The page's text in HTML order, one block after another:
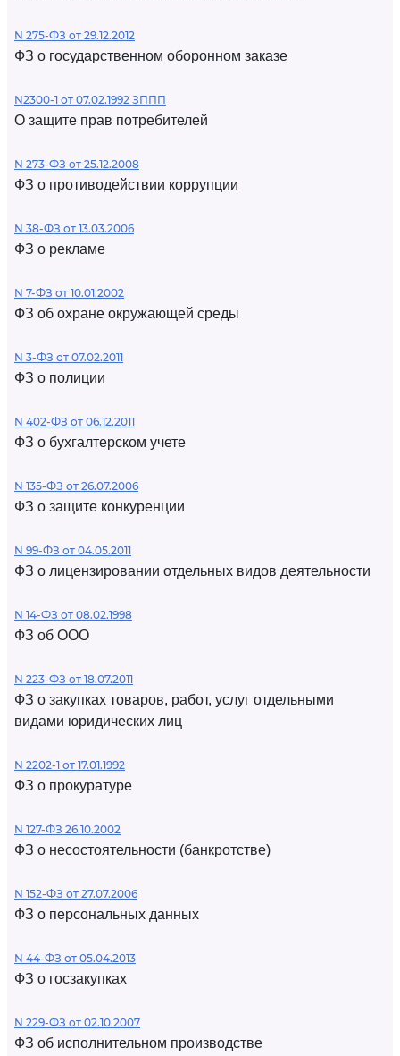
N 275-ФЗ от 29.12.2012
ФЗ о государственном оборонном заказе
N2300-1 от 07.02.1992 ЗППП
О защите прав потребителей
N 273-ФЗ от 25.12.2008
ФЗ о противодействии коррупции
N 38-ФЗ от 13.03.2006
ФЗ о рекламе
N 7-ФЗ от 10.01.2002
ФЗ об охране окружающей среды
N 3-ФЗ от 07.02.2011
ФЗ о полиции
N 402-ФЗ от 06.12.2011
ФЗ о бухгалтерском учете
N 135-ФЗ от 26.07.2006
ФЗ о защите конкуренции
N 99-ФЗ от 04.05.2011
ФЗ о лицензировании отдельных видов деятельности
N 14-ФЗ от 08.02.1998
ФЗ об ООО
N 223-ФЗ от 18.07.2011
ФЗ о закупках товаров, работ, услуг отдельными
видами юридических лиц
N 2202-1 от 17.01.1992
ФЗ о прокуратуре
N 127-ФЗ 26.10.2002
ФЗ о несостоятельности (банкротстве)
N 152-ФЗ от 27.07.2006
ФЗ о персональных данных
N 44-ФЗ от 05.04.2013
ФЗ о госзакупках
N 229-ФЗ от 02.10.2007
ФЗ об исполнительном производстве